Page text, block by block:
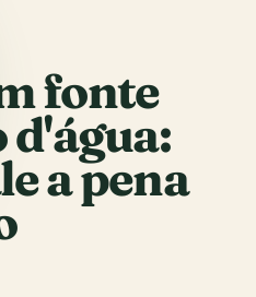
fonte
d'água:
a pena